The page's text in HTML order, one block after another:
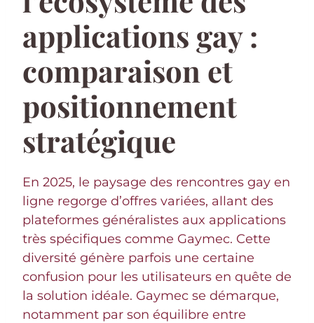
applications gay :
comparaison et
positionnement
stratégique
En 2025, le paysage des rencontres gay en
ligne regorge d’offres variées, allant des
plateformes généralistes aux applications
très spécifiques comme Gaymec. Cette
diversité génère parfois une certaine
confusion pour les utilisateurs en quête de
la solution idéale. Gaymec se démarque,
notamment par son équilibre entre